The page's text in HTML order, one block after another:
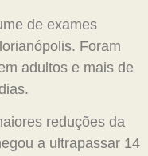
de exames
Foram
adultos e mais de
reduções da
a ultrapassar 14